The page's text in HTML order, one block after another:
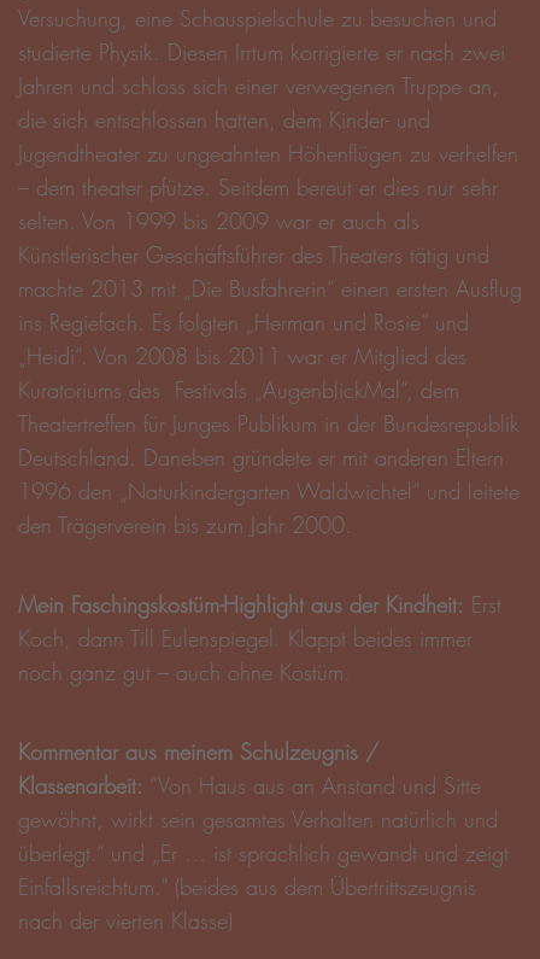
Versuchung, eine Schauspielschule zu besuchen und
studierte Physik. Diesen Irrtum korrigierte er nach zwei
Jahren und schloss sich einer verwegenen Truppe an,
die sich entschlossen hatten, dem Kinder- und
Jugendtheater zu ungeahnten Höhenflügen zu verhelfen
– dem theater pfütze. Seitdem bereut er dies nur sehr
selten. Von 1999 bis 2009 war er auch als
Künstlerischer Geschäftsführer des Theaters tätig und
machte 2013 mit „Die Busfahrerin“ einen ersten Ausflug
ins Regiefach. Es folgten „Herman und Rosie“ und
„Heidi“. Von 2008 bis 2011 war er Mitglied des
Kuratoriums des Festivals „AugenblickMal“, dem
Theatertreffen für Junges Publikum in der Bundesrepublik
Deutschland. Daneben gründete er mit anderen Eltern
1996 den „Naturkindergarten Waldwichtel“ und leitete
den Trägerverein bis zum Jahr 2000.
Mein Faschingskostüm-Highlight aus der Kindheit: Erst
Koch, dann Till Eulenspiegel. Klappt beides immer
noch ganz gut – auch ohne Kostüm.
Kommentar aus meinem Schulzeugnis /
Klassenarbeit: “Von Haus aus an Anstand und Sitte
gewöhnt, wirkt sein gesamtes Verhalten natürlich und
überlegt.“ und „Er … ist sprachlich gewandt und zeigt
Einfallsreichtum.“ (beides aus dem Übertrittszeugnis
nach der vierten Klasse)